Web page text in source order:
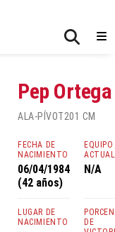
Pep Ortega
ALA-PÍVOT201 CM
FECHA DE
NACIMIENTO
06/04/1984
(42 años)
LUGAR DE
NACIMIENTO
EQUIPO
ACTUAL
N/A
DE